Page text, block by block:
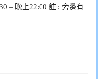
– 晚上22:00 註 : 旁邊有